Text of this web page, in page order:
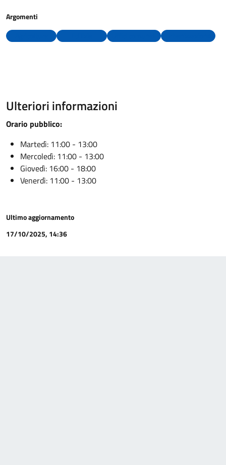
Argomenti
Ulteriori informazioni
Orario pubblico:
Martedì: 11:00 - 13:00
Mercoledì: 11:00 - 13:00
Giovedì: 16:00 - 18:00
Venerdì: 11:00 - 13:00
Ultimo aggiornamento
17/10/2025, 14:36